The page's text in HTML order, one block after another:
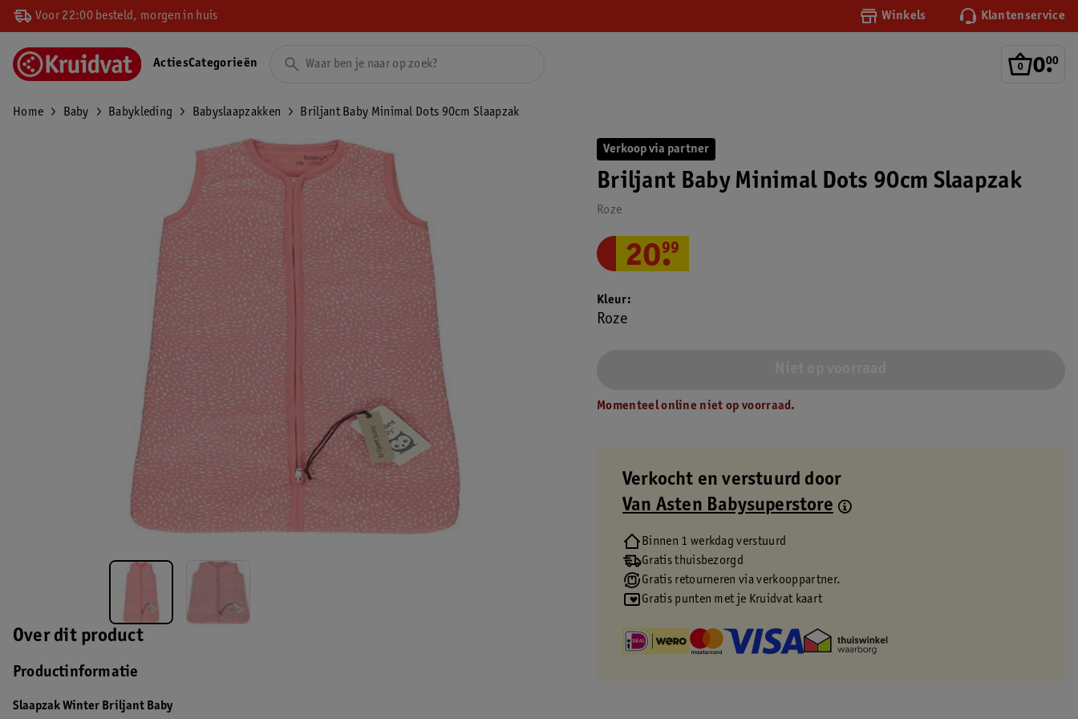
Voor 22:00 besteld, morgen in huis Winkels Klantenservice
0.
00
ActiesCategorieën
Home Baby Babykleding Babyslaapzakken Briljant Baby Minimal Dots 90cm Slaapzak
Over dit product
Productinformatie
Slaapzak Winter Briljant Baby
Verkoop via partner
Briljant Baby Minimal Dots 90cm Slaapzak
Roze
20.
99
Kleur
Roze
Momenteel online niet op voorraad.
Verkocht en verstuurd door
Van Asten Babysuperstore
Binnen 1 werkdag verstuurd
Gratis thuisbezorgd
Gratis retourneren via verkooppartner.
Gratis punten met je Kruidvat kaart